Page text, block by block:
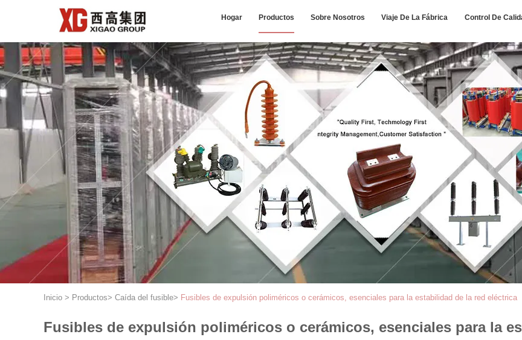
Hogar Productos Sobre Nosotros Viaje De La Fábrica Control De
Inicio > Productos> Caída del fusible> Fusibles de expulsión poliméricos o cerámicos, esenciales para la estabilidad de la red eléctrica
Fusibles de expulsión poliméricos o cerámicos, esenciales para la